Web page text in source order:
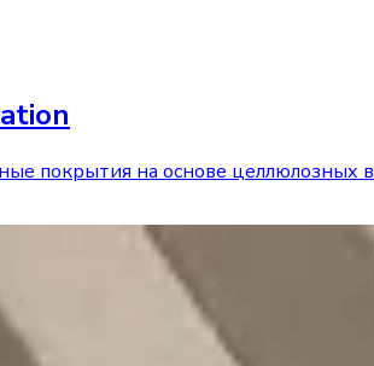
покрытия на основе целлюлозных